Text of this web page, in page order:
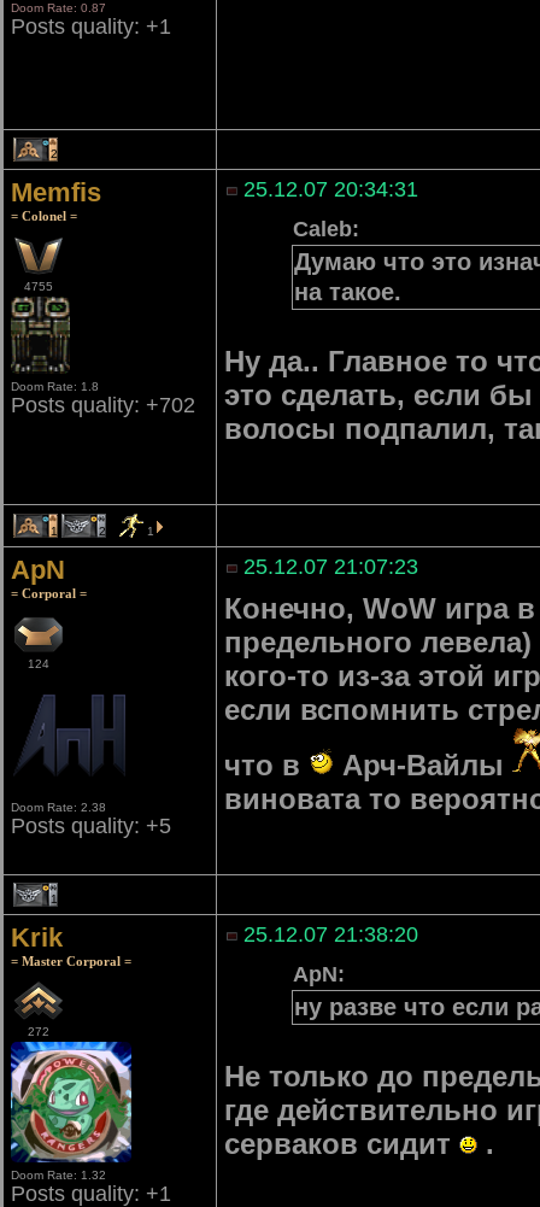
Doom Rate: 0.87
Posts quality: +1
2
Memfis
= Colonel =
4755
Doom Rate: 1.8
Posts quality: +702
25.12.07 20:34:31
Caleb:
Думаю что это
на такое.
Ну да.. Главное то
это сделать, если
волосы подпалил,
1 2 1
ApN
= Corporal =
124
Doom Rate: 2.38
Posts quality: +5
25.12.07 21:07:23
Конечно, WoW игра
предельного
кого-то из-за этой
если вспомнить
что в
Арч-Вайлы
виновата то
1
Krik
= Master Corporal =
272
Doom Rate: 1.32
Posts quality: +1
25.12.07 21:38:20
ApN:
ну разве что если
Не только до
где действительно
серваков сидит
.